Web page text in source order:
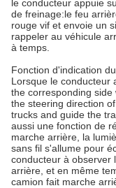
le conducteur appuie
de freinage:le feu
rouge vif et envoie un
rappeler au véhicule
à temps.
Fonction d'indication
Lorsque le conducteur
the corresponding
the steering direction
trucks and guide the
aussi une fonction de
marche arrière, la
sans fil s'allume pour
conducteur à observer
arrière, et en même
camion fait marche